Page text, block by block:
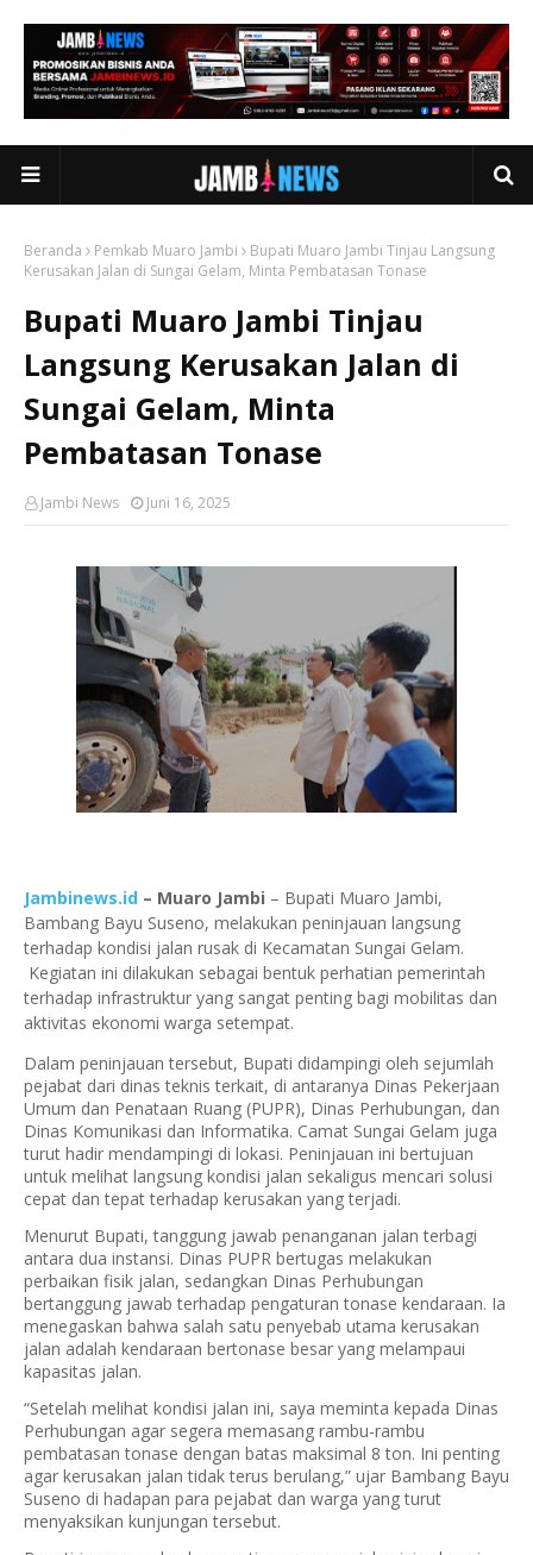
Beranda Pemkab Muaro Jambi
Bupati Muaro Jambi Tinjau Langsung
Kerusakan Jalan di Sungai Gelam, Minta Pembatasan Tonase
Bupati Muaro Jambi Tinjau
Langsung Kerusakan Jalan di
Sungai Gelam, Minta
Pembatasan Tonase
Jambi News Juni 16, 2025
Jambinews.id – Muaro Jambi – Bupati Muaro Jambi,
Bambang Bayu Suseno, melakukan peninjauan langsung
terhadap kondisi jalan rusak di Kecamatan Sungai Gelam.
Kegiatan ini dilakukan sebagai bentuk perhatian pemerintah
terhadap infrastruktur yang sangat penting bagi mobilitas dan
aktivitas ekonomi warga setempat.
Dalam peninjauan tersebut, Bupati didampingi oleh sejumlah
pejabat dari dinas teknis terkait, di antaranya Dinas Pekerjaan
Umum dan Penataan Ruang (PUPR), Dinas Perhubungan, dan
Dinas Komunikasi dan Informatika. Camat Sungai Gelam juga
turut hadir mendampingi di lokasi. Peninjauan ini bertujuan
untuk melihat langsung kondisi jalan sekaligus mencari solusi
cepat dan tepat terhadap kerusakan yang terjadi.
Menurut Bupati, tanggung jawab penanganan jalan terbagi
antara dua instansi. Dinas PUPR bertugas melakukan
perbaikan fisik jalan, sedangkan Dinas Perhubungan
bertanggung jawab terhadap pengaturan tonase kendaraan. Ia
menegaskan bahwa salah satu penyebab utama kerusakan
jalan adalah kendaraan bertonase besar yang melampaui
kapasitas jalan.
“Setelah melihat kondisi jalan ini, saya meminta kepada Dinas
Perhubungan agar segera memasang rambu-rambu
pembatasan tonase dengan batas maksimal 8 ton. Ini penting
agar kerusakan jalan tidak terus berulang,” ujar Bambang Bayu
Suseno di hadapan para pejabat dan warga yang turut
menyaksikan kunjungan tersebut.